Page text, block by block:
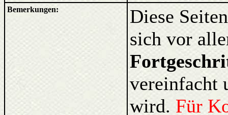
Bemerkungen:
Diese
sich vor
vereinfacht
wird. Für